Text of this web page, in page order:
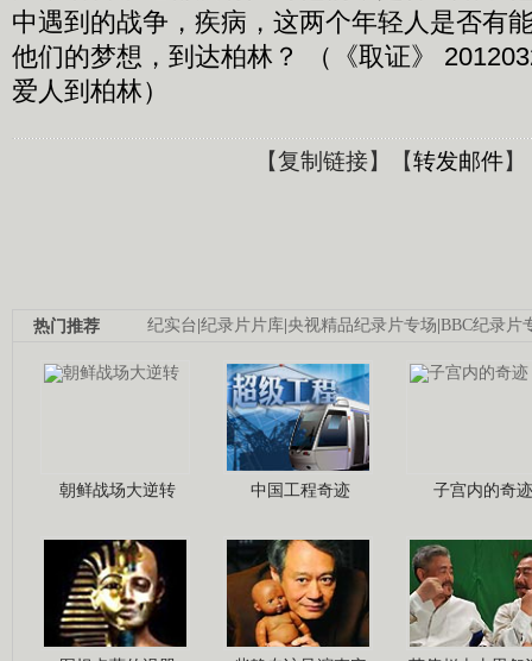
中遇到的战争，疾病，这两个年轻人是否有
他们的梦想，到达柏林？ （《取证》
爱人到柏林）
【复制链接】【转发邮件】
纪实台 纪录片片库 央视精品纪录片专场 BBC纪录片
热门推荐
朝鲜战场大逆转 中国工程奇迹 子宫内的奇迹